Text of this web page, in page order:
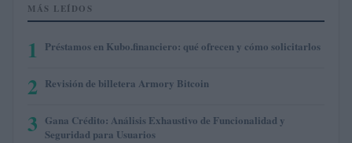
MÁS LEÍDOS
1 Préstamos en Kubo.financiero: qué ofrecen y cómo solicitarlos
2 Revisión de billetera Armory Bitcoin
3 Gana Crédito: Análisis Exhaustivo de Funcionalidad y
Seguridad para Usuarios